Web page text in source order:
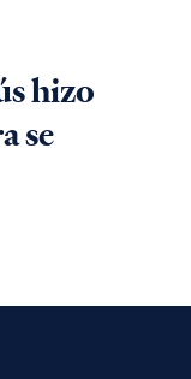
hizo
se